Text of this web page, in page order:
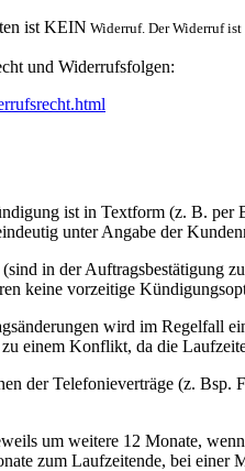
ist KEIN Widerruf. Der Widerruf
und Widerrufsfolgen:
ist in Textform (z. B. per
unter Angabe der
in der Auftragsbestätigung
keine vorzeitige
wird im Regelfall
einem Konflikt, da die
der Telefonieverträge (z.
um weitere 12 Monate,
zum Laufzeitende, bei einer